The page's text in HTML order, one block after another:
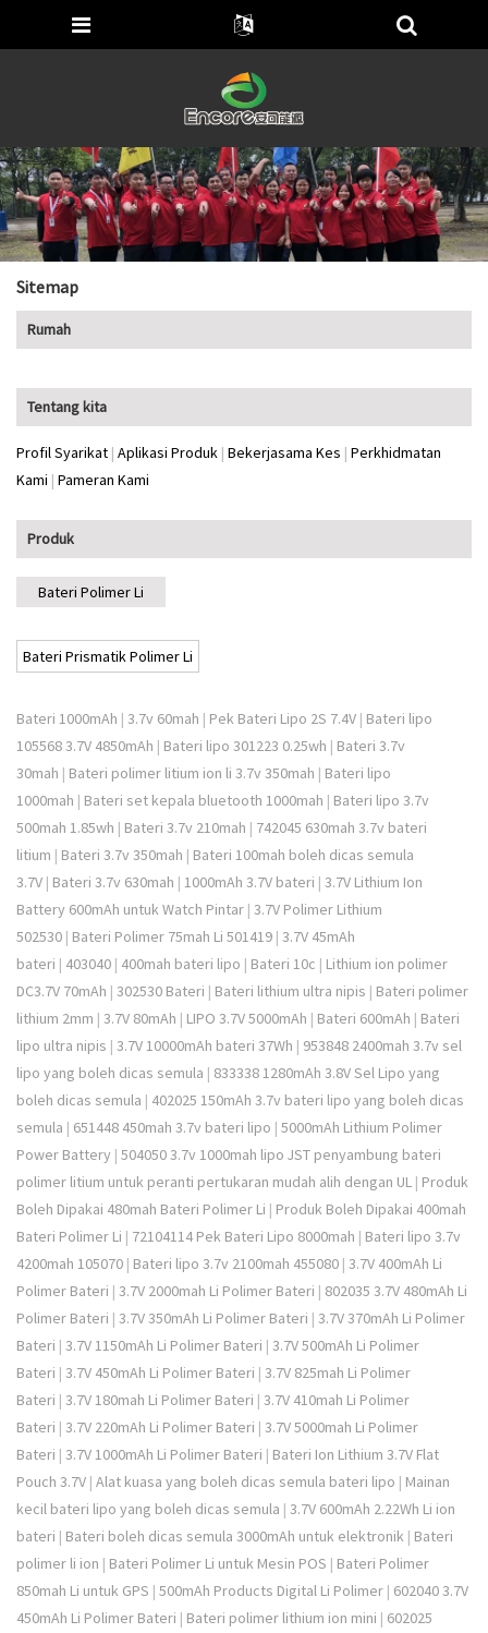
Sitemap
Rumah
Tentang kita
Profil Syarikat | Aplikasi Produk | Bekerjasama Kes | Perkhidmatan
Kami | Pameran Kami
Produk
Bateri Polimer Li
Bateri Prismatik Polimer Li
Bateri 1000mAh | 3.7v 60mah | Pek Bateri Lipo 2S 7.4V | Bateri lipo
105568 3.7V 4850mAh | Bateri lipo 301223 0.25wh | Bateri 3.7v
30mah | Bateri polimer litium ion li 3.7v 350mah | Bateri lipo
1000mah | Bateri set kepala bluetooth 1000mah | Bateri lipo 3.7v
500mah 1.85wh | Bateri 3.7v 210mah | 742045 630mah 3.7v bateri
litium | Bateri 3.7v 350mah | Bateri 100mah boleh dicas semula
3.7V | Bateri 3.7v 630mah | 1000mAh 3.7V bateri | 3.7V Lithium Ion
Battery 600mAh untuk Watch Pintar | 3.7V Polimer Lithium
502530 | Bateri Polimer 75mah Li 501419 | 3.7V 45mAh
bateri | 403040 | 400mah bateri lipo | Bateri 10c | Lithium ion polimer
DC3.7V 70mAh | 302530 Bateri | Bateri lithium ultra nipis | Bateri polimer
lithium 2mm | 3.7V 80mAh | LIPO 3.7V 5000mAh | Bateri 600mAh | Bateri
lipo ultra nipis | 3.7V 10000mAh bateri 37Wh | 953848 2400mah 3.7v sel
lipo yang boleh dicas semula | 833338 1280mAh 3.8V Sel Lipo yang
boleh dicas semula | 402025 150mAh 3.7v bateri lipo yang boleh dicas
semula | 651448 450mah 3.7v bateri lipo | 5000mAh Lithium Polimer
Power Battery | 504050 3.7v 1000mah lipo JST penyambung bateri
polimer litium untuk peranti pertukaran mudah alih dengan UL | Produk
Boleh Dipakai 480mah Bateri Polimer Li | Produk Boleh Dipakai 400mah
Bateri Polimer Li | 72104114 Pek Bateri Lipo 8000mah | Bateri lipo 3.7v
4200mah 105070 | Bateri lipo 3.7v 2100mah 455080 | 3.7V 400mAh Li
Polimer Bateri | 3.7V 2000mah Li Polimer Bateri | 802035 3.7V 480mAh Li
Polimer Bateri | 3.7V 350mAh Li Polimer Bateri | 3.7V 370mAh Li Polimer
Bateri | 3.7V 1150mAh Li Polimer Bateri | 3.7V 500mAh Li Polimer
Bateri | 3.7V 450mAh Li Polimer Bateri | 3.7V 825mah Li Polimer
Bateri | 3.7V 180mah Li Polimer Bateri | 3.7V 410mah Li Polimer
Bateri | 3.7V 220mAh Li Polimer Bateri | 3.7V 5000mah Li Polimer
Bateri | 3.7V 1000mAh Li Polimer Bateri | Bateri Ion Lithium 3.7V Flat
Pouch 3.7V | Alat kuasa yang boleh dicas semula bateri lipo | Mainan
kecil bateri lipo yang boleh dicas semula | 3.7V 600mAh 2.22Wh Li ion
bateri | Bateri boleh dicas semula 3000mAh untuk elektronik | Bateri
polimer li ion | Bateri Polimer Li untuk Mesin POS | Bateri Polimer
850mah Li untuk GPS | 500mAh Products Digital Li Polimer | 602040 3.7V
450mAh Li Polimer Bateri | Bateri polimer lithium ion mini | 602025